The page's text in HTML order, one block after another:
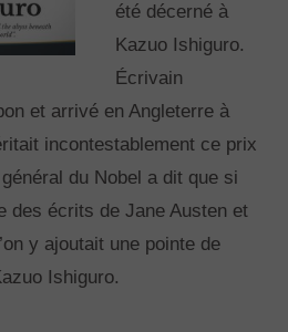
été décerné à
Kazuo Ishiguro.
Écrivain
et arrivé en Angleterre à
incontestablement ce prix
du Nobel a dit que si
des écrits de Jane Austen et
y ajoutait une pointe de
Ishiguro.